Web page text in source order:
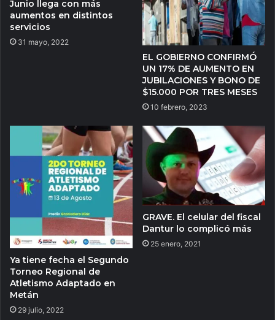
Junio llega con más
aumentos en distintos
servicios
31 mayo, 2022
EL GOBIERNO CONFIRMÓ
UN 17% DE AUMENTO EN
JUBILACIONES Y BONO DE
$15.000 POR TRES MESES
10 febrero, 2023
Ya tiene fecha el Segundo
Torneo Regional de
Atletismo Adaptado en
Metán
29 julio, 2022
GRAVE. El celular del fiscal
Dantur lo complicó más
25 enero, 2021